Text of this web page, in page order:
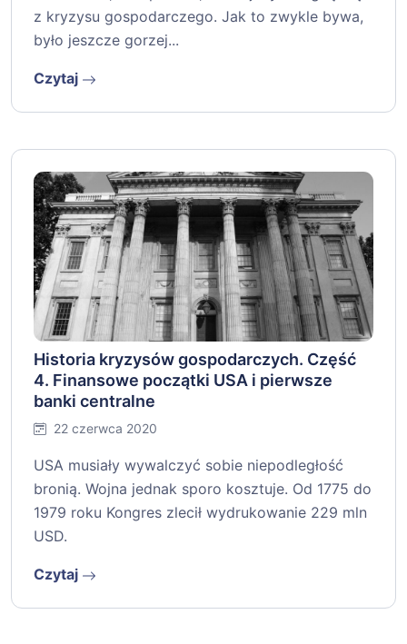
z kryzysu gospodarczego. Jak to zwykle bywa,
było jeszcze gorzej...
Czytaj
Historia kryzysów gospodarczych. Część
4. Finansowe początki USA i pierwsze
banki centralne
22 czerwca 2020
USA musiały wywalczyć sobie niepodległość
bronią. Wojna jednak sporo kosztuje. Od 1775 do
1979 roku Kongres zlecił wydrukowanie 229 mln
USD.
Czytaj